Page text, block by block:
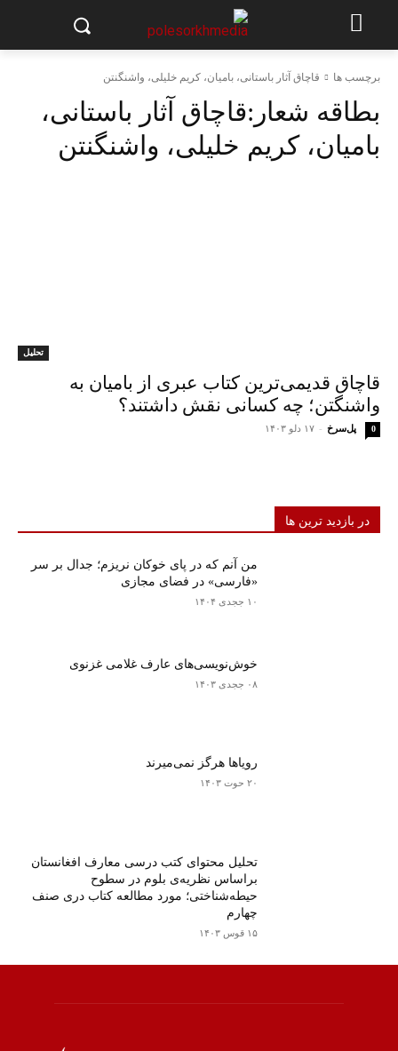
برچسب ها قاچاق آثار باستانی، بامیان، کریم خلیلی، واشنگنتن
بطاقه شعار:قاچاق آثار باستانی،
بامیان، کریم خلیلی، واشنگنتن
تحلیل
قاچاق قدیمی‌ترین کتاب عبری از بامیان به
واشنگتن؛ چه کسانی نقش داشتند؟
پل‌سرخ - ۱۷ دلو ۱۴۰۳ 0
در بازدید ترین ها
من آنم که در پای خوکان نریزم؛ جدال بر سر
«فارسی» در فضای مجازی
۱۰ ججدی ۱۴۰۴
خوش‌نویسی‌های عارف غلامی غزنوی
۰۸ ججدی ۱۴۰۳
رویاها هرگز نمی‌میرند
۲۰ حوت ۱۴۰۳
تحلیل محتوای کتب درسی معارف افغانستان
براساس نظریه‌ی بلوم در سطوح
حیطه‌‌شناختی؛ مورد مطالعه کتاب دری صنف
چهارم
۱۵ قوس ۱۴۰۳